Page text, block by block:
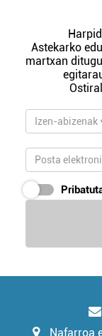
Astekarko
martxan
Nafarroa